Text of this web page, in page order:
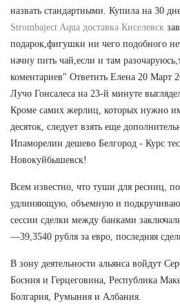
назвать стандартными. Купила на 30
Strombaject Aqua доставка Киселевск
подарок,фигушки ни чего подобного
начну пить чай,если и там
коментариев" Ответить Елена 20 Март
Лучо Гонсалеса на 23-й минуте
Кроме самих жерлиц, которых нужно
десяток, следует взять еще
Ипаморелин дешево Белгород - Курс
Новокуйбышевск!
Всем известно, что туши для ресниц,
удлиняющую, объемную и
сессии сделки между банками
—39,3540 рубля за евро, последняя
В зону деятельности альянса войдут
Босния и Герцеговина, Республика
Болгария, Румыния и Албания.